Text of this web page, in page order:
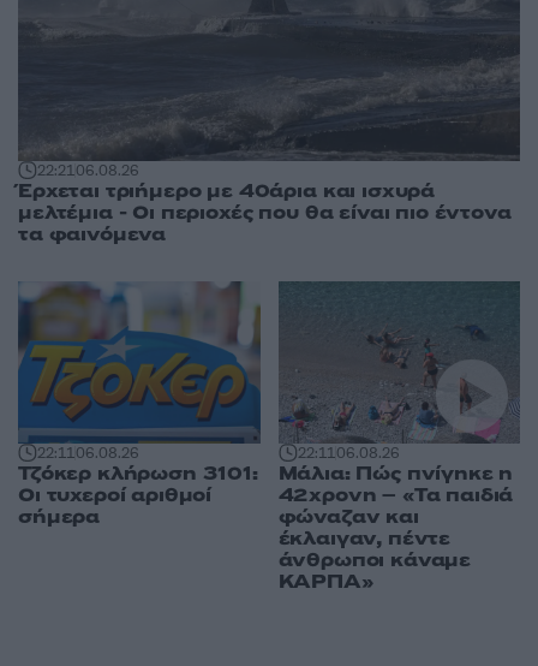
22:2106.08.26
Έρχεται τριήμερο με 40άρια και ισχυρά
μελτέμια - Οι περιοχές που θα είναι πιο έντονα
τα φαινόμενα
22:1106.08.26
Τζόκερ κλήρωση 3101:
Οι τυχεροί αριθμοί
σήμερα
22:1106.08.26
Μάλια: Πώς πνίγηκε η
42χρονη – «Τα παιδιά
φώναζαν και
έκλαιγαν, πέντε
άνθρωποι κάναμε
ΚΑΡΠΑ»